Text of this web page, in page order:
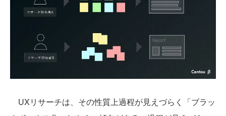
UXリサーチは、その性質上過程が見えづらく「ブラッ